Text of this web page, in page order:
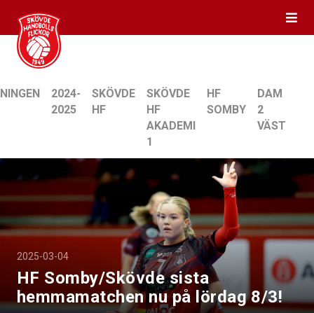
2024-
2025
SKÖVDE
HF
SKÖVDE
HF
AKADEMI
1
HF
SOMBY
DAM
2
VÄST
2025-03-04
HF Somby/Skövde sista
hemmamatchen nu på lördag 8/3!